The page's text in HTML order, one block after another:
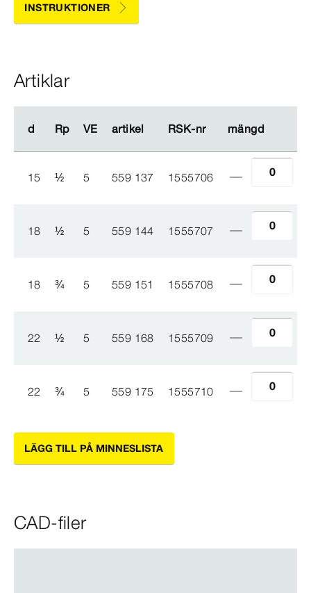
INSTRUKTIONER
Artiklar
d Rp VE artikel RSK-​nr mängd
d Rp VE artikel RSK-​nr mängd
15 ½ 5 559 137 1555706
18 ½ 5 559 144 1555707
18 ¾ 5 559 151 1555708
22 ½ 5 559 168 1555709
22 ¾ 5 559 175 1555710
LÄGG TILL PÅ MINNESLISTA
CAD-filer